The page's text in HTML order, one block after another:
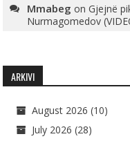
Mmabeg onGjejnë
Nurmagomedov
ARKIVI
August 2026 (10)
July 2026 (28)